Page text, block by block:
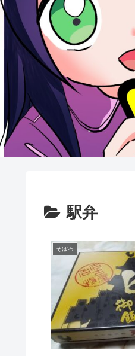
駅弁
そぼろ